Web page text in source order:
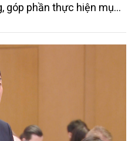
góp phần thực hiện mục
đông đảo đại biểu đến
nước, đơn vị nghiên cứu,
và nông dân đang trực
xuất lúa phát thải thấp.